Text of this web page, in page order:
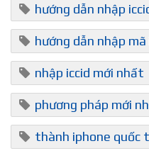
hướng dẫn nhập
hướng dẫn nhập mã
nhập iccid mới nhất
phương pháp mới
thành iphone quốc